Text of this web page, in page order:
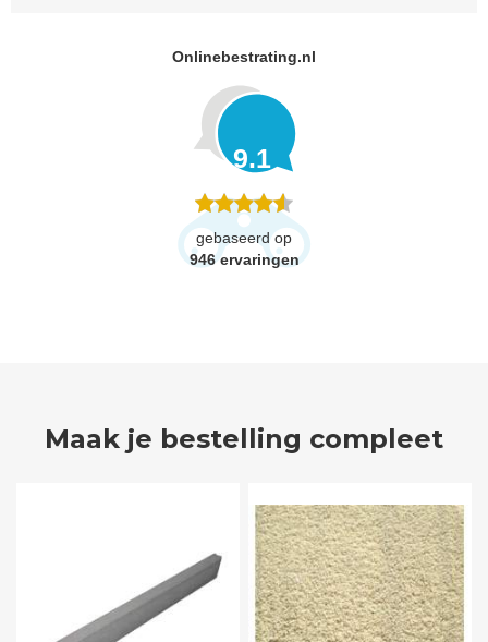
Onlinebestrating.nl
9.1
gebaseerd op
946 ervaringen
Maak je bestelling compleet